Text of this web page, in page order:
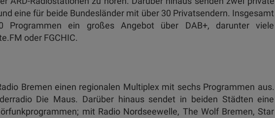
eine für beide Bundesländer mit über 30 Privatsendern. Insgesamt
ein großes Angebot über DAB+, darunter viele
oder FGCHIC.
Bremen einen regionalen Multiplex mit sechs Programmen aus.
Die Maus. Darüber hinaus sendet in beiden Städten eine
mit Radio Nordseewelle, The Wolf Bremen, Star